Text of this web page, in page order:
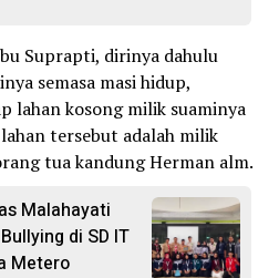
Suprapti, dirinya dahulu
semasa masi hidup,
lahan kosong milik suaminya
tersebut adalah milik
tua kandung Herman alm.
Malahayati
di SD IT
Metero